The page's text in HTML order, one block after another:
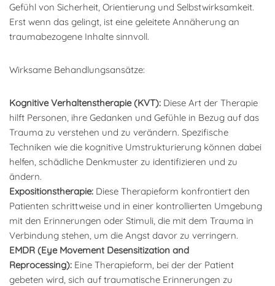
Gefühl von Sicherheit, Orientierung und Selbstwirksamkeit.
Erst wenn das gelingt, ist eine geleitete Annäherung an
traumabezogene Inhalte sinnvoll.
Wirksame Behandlungsansätze:
Kognitive Verhaltenstherapie (KVT): Diese Art der Therapie
hilft Personen, ihre Gedanken und Gefühle in Bezug auf das
Trauma zu verstehen und zu verändern. Spezifische
Techniken wie die kognitive Umstrukturierung können dabei
helfen, schädliche Denkmuster zu identifizieren und zu
ändern.
Expositionstherapie: Diese Therapieform konfrontiert den
Patienten schrittweise und in einer kontrollierten Umgebung
mit den Erinnerungen oder Stimuli, die mit dem Trauma in
Verbindung stehen, um die Angst davor zu verringern.
EMDR (Eye Movement Desensitization and
Reprocessing): Eine Therapieform, bei der der Patient
gebeten wird, sich auf traumatische Erinnerungen zu